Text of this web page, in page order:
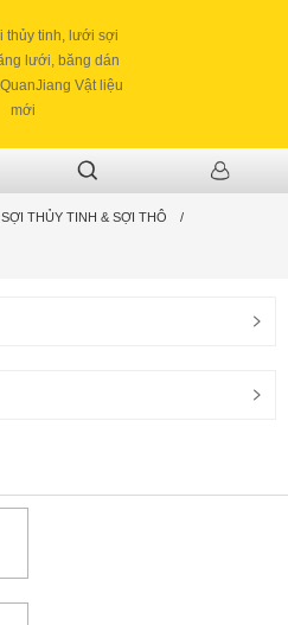
SỢI THỦY TINH & SỢI THÔ